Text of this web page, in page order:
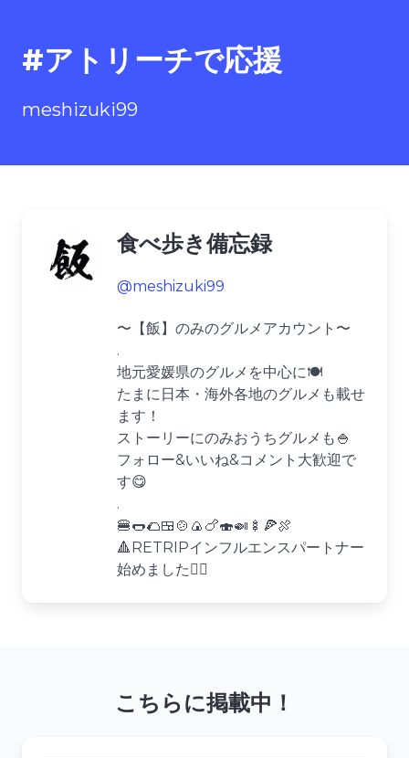
#アトリーチで応援
meshizuki99
食べ歩き備忘録
@meshizuki99
〜【飯】のみのグルメアカウント〜
.
地元愛媛県のグルメを中心に🍽
たまに日本・海外各地のグルメも載せ
ます！
ストーリーにのみおうちグルメも🍚
フォロー&いいね&コメント大歓迎で
す😋
.
🍔🌭🌮🍱🍲🍙🍗🍣🍛🍢🍕🍖
🔺RETRIPインフルエンスパートナー
始めました🙋‍♂️
こちらに掲載中！